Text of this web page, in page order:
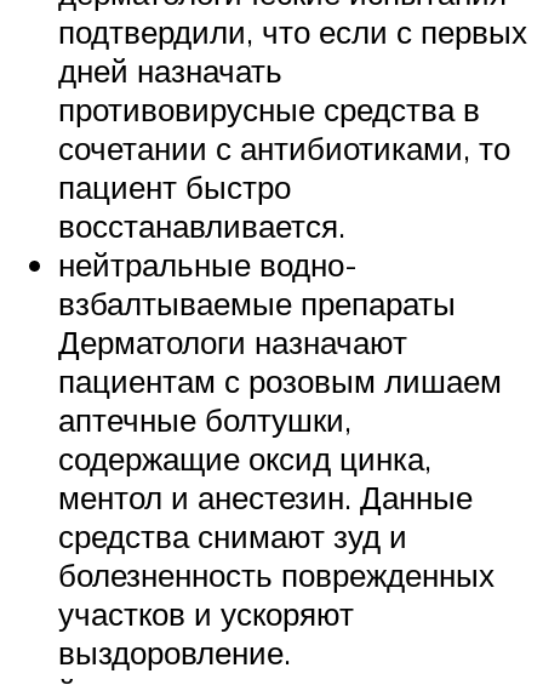
подтвердили, что если с первых
дней назначать
противовирусные средства в
сочетании с антибиотиками, то
пациент быстро
восстанавливается.
нейтральные водно-
взбалтываемые препараты
Дерматологи назначают
пациентам с розовым лишаем
аптечные болтушки,
содержащие оксид цинка,
ментол и анестезин. Данные
средства снимают зуд и
болезненность поврежденных
участков и ускоряют
выздоровление.